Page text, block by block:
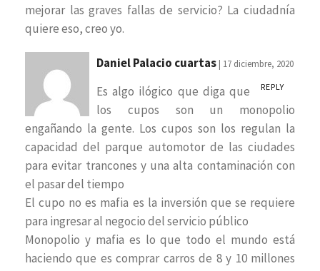
mejorar las graves fallas de servicio? La ciudadnía
quiere eso, creo yo.
Daniel Palacio cuartas | 17 diciembre, 2020
REPLY
Es algo ilógico que diga que
los cupos son un monopolio
engañando la gente. Los cupos son los regulan la
capacidad del parque automotor de las ciudades
para evitar trancones y una alta contaminación con
el pasar del tiempo
El cupo no es mafia es la inversión que se requiere
para ingresar al negocio del servicio público
Monopolio y mafia es lo que todo el mundo está
haciendo que es comprar carros de 8 y 10 millones